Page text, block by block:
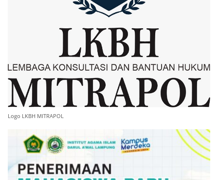
Logo LKBH MITRAPOL